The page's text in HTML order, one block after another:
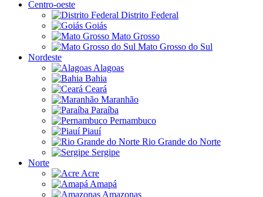
Centro-oeste
Distrito Federal
Goiás
Mato Grosso
Mato Grosso do Sul
Nordeste
Alagoas
Bahia
Ceará
Maranhão
Paraíba
Pernambuco
Piauí
Rio Grande do Norte
Sergipe
Norte
Acre
Amapá
Amazonas